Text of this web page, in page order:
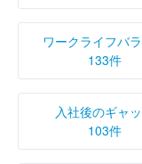
ワークライフバ
133件
入社後のギャ
103件